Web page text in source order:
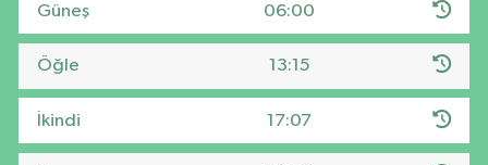
Güneş 06:00
Öğle 13:15
İkindi 17:07